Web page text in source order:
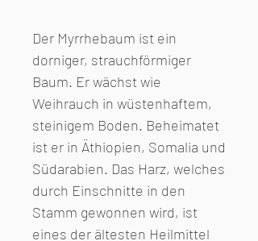
Der Myrrhebaum ist ein
dorniger, strauchförmiger
Baum. Er wächst wie
Weihrauch in wüstenhaftem,
steinigem Boden. Beheimatet
ist er in Äthiopien, Somalia und
Südarabien. Das Harz, welches
durch Einschnitte in den
Stamm gewonnen wird, ist
eines der ältesten Heilmittel